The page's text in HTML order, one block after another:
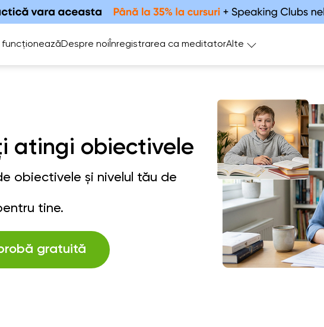
funcționeazăDespre noi Înregistrarea ca meditatorAlte
atingi obiectivele
obiectivele și nivelul tău de
tine.
gratuită
Alegeți